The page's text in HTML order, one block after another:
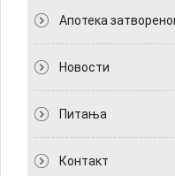
Апотека
Новости
Питања
Контакт